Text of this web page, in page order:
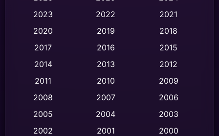
Classic หนังคลาสสิก (47)
Comedy ตลก (454)
Crime อาชญากรรม (532)
Cult Film
2023
2022
2021
2020
2019
2018
2017
2016
2015
2014
2013
2012
2011
2010
2009
2008
2007
2006
2005
2004
2003
2002
2001
2000